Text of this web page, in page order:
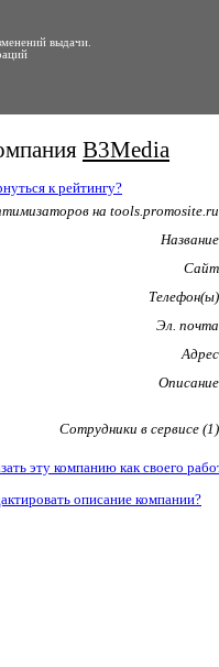
выдачи.
B3Media
к рейтингу?
на tools.promosite.ru
Название
Сайт
Телефон(ы)
Эл. почта
Адрес
Описание
Сотрудники в сервисе (1)
эту компанию как своего
описание компании?